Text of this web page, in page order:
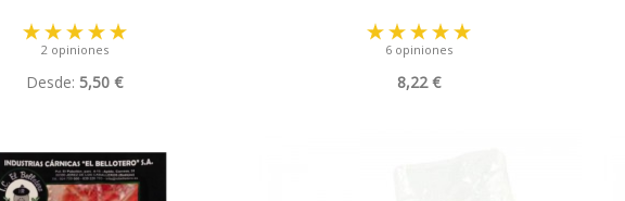
2 opiniones
Desde: 5,50 €
6 opiniones
8,22 €